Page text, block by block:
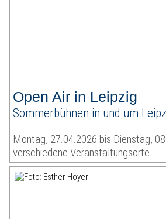
Open Air in Leipzig
Sommerbühnen in und um
Montag, 27.04.2026 bis Dienstag,
verschiedene Veranstaltungsorte